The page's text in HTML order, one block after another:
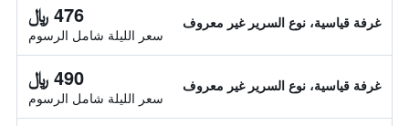
غرفة قياسية، نوع السرير غير معروف 476 ﷼
سعر الليلة شامل الرسوم
غرفة قياسية، نوع السرير غير معروف 490 ﷼
سعر الليلة شامل الرسوم